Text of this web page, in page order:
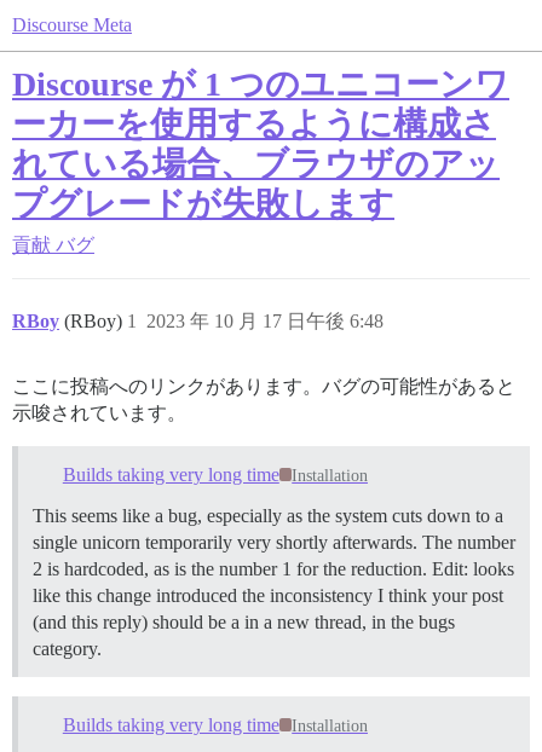
Discourse Meta
Discourse が 1 つのユニコーンワ
ーカーを使用するように構成さ
れている場合、ブラウザのアッ
プグレードが失敗します
貢献 バグ
RBoy (RBoy) 2023 年 10 月 17 日午後 6:48
1
ここに投稿へのリンクがあります。バグの可能性があると
示唆されています。
Builds taking very long time Installation
This seems like a bug, especially as the system cuts down to a
single unicorn temporarily very shortly afterwards. The number
2 is hardcoded, as is the number 1 for the reduction. Edit: looks
like this change introduced the inconsistency I think your post
(and this reply) should be a in a new thread, in the bugs
category.
Builds taking very long time Installation